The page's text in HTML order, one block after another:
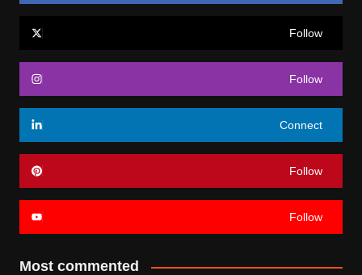
Follow
Follow
Connect
Follow
Follow
Most commented